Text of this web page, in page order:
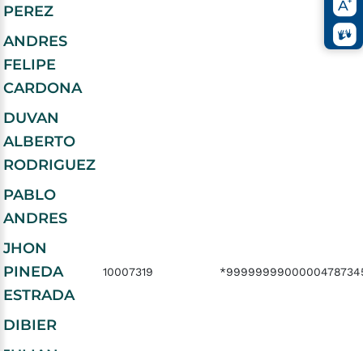
PEREZ
ANDRES
FELIPE
CARDONA
DUVAN
ALBERTO
RODRIGUEZ
PABLO
ANDRES
JHON
PINEDA
ESTRADA
10007319
DIBIER